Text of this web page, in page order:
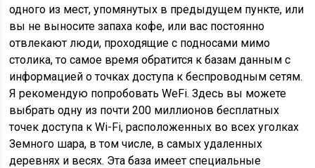
одного из мест, упомянутых в предыдущем пункте, или
вы не выносите запаха кофе, или вас постоянно
отвлекают люди, проходящие с подносами мимо
столика, то самое время обратится к базам данным с
информацией о точках доступа к беспроводным сетям.
Я рекомендую попробовать WeFi. Здесь вы можете
выбрать одну из почти 200 миллионов бесплатных
точек доступа к Wi-Fi, расположенных во всех уголках
Земного шара, в том числе, в самых удаленных
деревнях и весях. Эта база имеет специальные